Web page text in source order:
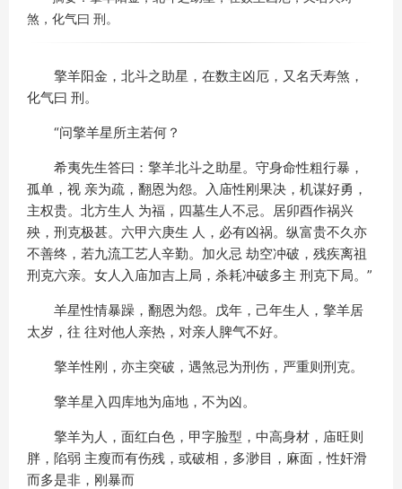
煞，化气曰 刑。
擎羊阳金，北斗之助星，在数主凶厄，又名夭寿煞，
化气曰 刑。
“问擎羊星所主若何？
希夷先生答曰：擎羊北斗之助星。守身命性粗行暴，
孤单，视 亲为疏，翻恩为怨。入庙性刚果决，机谋好勇，
主权贵。北方生人 为福，四墓生人不忌。居卯酉作祸兴
殃，刑克极甚。六甲六庚生 人，必有凶祸。纵富贵不久亦
不善终，若九流工艺人辛勤。加火忌 劫空冲破，残疾离祖
刑克六亲。女人入庙加吉上局，杀耗冲破多主 刑克下局。”
羊星性情暴躁，翻恩为怨。戊年，己年生人，擎羊居
太岁，往 往对他人亲热，对亲人脾气不好。
擎羊性刚，亦主突破，遇煞忌为刑伤，严重则刑克。
擎羊星入四库地为庙地，不为凶。
擎羊为人，面红白色，甲字脸型，中高身材，庙旺则
胖，陷弱 主瘦而有伤残，或破相，多渺目，麻面，性奸滑
而多是非，刚暴而